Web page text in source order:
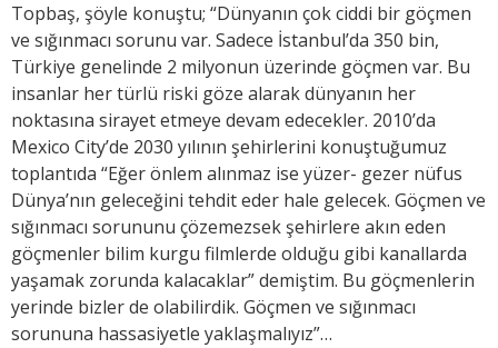
Topbaş, şöyle konuştu; “Dünyanın çok ciddi bir göçmen
ve sığınmacı sorunu var. Sadece İstanbul’da 350 bin,
Türkiye genelinde 2 milyonun üzerinde göçmen var. Bu
insanlar her türlü riski göze alarak dünyanın her
noktasına sirayet etmeye devam edecekler. 2010’da
Mexico City’de 2030 yılının şehirlerini konuştuğumuz
toplantıda “Eğer önlem alınmaz ise yüzer- gezer nüfus
Dünya’nın geleceğini tehdit eder hale gelecek. Göçmen ve
sığınmacı sorununu çözemezsek şehirlere akın eden
göçmenler bilim kurgu filmlerde olduğu gibi kanallarda
yaşamak zorunda kalacaklar” demiştim. Bu göçmenlerin
yerinde bizler de olabilirdik. Göçmen ve sığınmacı
sorununa hassasiyetle yaklaşmalıyız”…